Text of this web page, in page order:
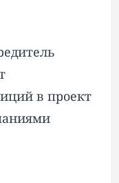
в проект